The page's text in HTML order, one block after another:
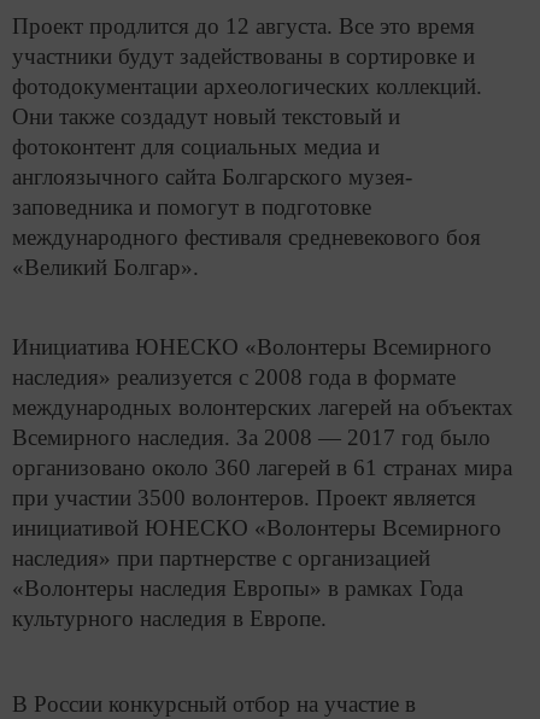
Проект продлится до 12 августа. Все это время
участники будут задействованы в сортировке и
фотодокументации археологических коллекций.
Они также создадут новый текстовый и
фотоконтент для социальных медиа и
англоязычного сайта Болгарского музея-
заповедника и помогут в подготовке
международного фестиваля средневекового боя
«Великий Болгар».
Инициатива ЮНЕСКО «Волонтеры Всемирного
наследия» реализуется с 2008 года в формате
международных волонтерских лагерей на объектах
Всемирного наследия. За 2008 — 2017 год было
организовано около 360 лагерей в 61 странах мира
при участии 3500 волонтеров. Проект является
инициативой ЮНЕСКО «Волонтеры Всемирного
наследия» при партнерстве с организацией
«Волонтеры наследия Европы» в рамках Года
культурного наследия в Европе.
В России конкурсный отбор на участие в